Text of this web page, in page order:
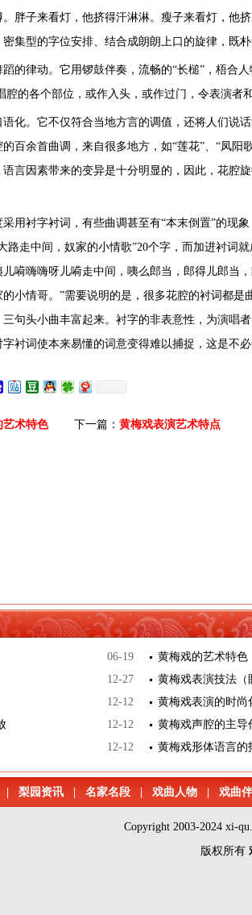
胖子来看灯，他挤得汗淋淋。瘦子来看灯，他
集型的字位安排、结合成朗朗上口的旋律，既朴
的律动。它用锣鼓伴奏，流畅的“长槌”，梧合
腔的各个部位，或作入头，或作过门，令表演者
化。它不仅符合当地方言的调值，还将人们说
百余首曲调，来自很多地方，如“莲花”、“凤阳
言因素带来的变异是十分明显的，因此，花腔
用衬字衬词，有些曲调甚至有“本末倒置”的现
路走中间，奴家的小情歌”20个字，而加进衬词
嗬嗨嗨呀儿嗬走中间，咦么郎当，郎得儿郎当
小情哥。”需要说明的是，很多花腔的衬词都是
句头小曲丰富起来。衬字的非表意性，为演唱
衬词使本来易懂的词意变得难以捕捉，这是不必
艺术特色 下一篇： 黄梅戏表演艺术特点
06-19
黄梅戏的艺术特色
12-27
黄梅戏表演技法（
12-12
黄梅戏表演的时尚
12-12
黄梅戏声腔的主导
12-12
黄梅戏形体语言的
梨园资讯 名家名段 戏曲人物 戏曲
Copyright 2003-2024 xi-
版权所有